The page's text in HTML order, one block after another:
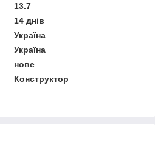
13.7
14 днів
Україна
Україна
нове
Конструктор